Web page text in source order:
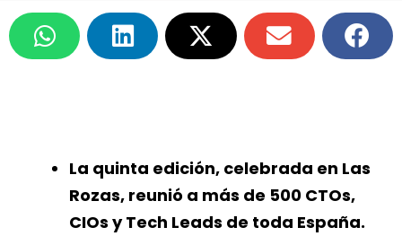
La quinta edición, celebrada en Las
Rozas, reunió a más de 500 CTOs,
CIOs y Tech Leads de toda España.